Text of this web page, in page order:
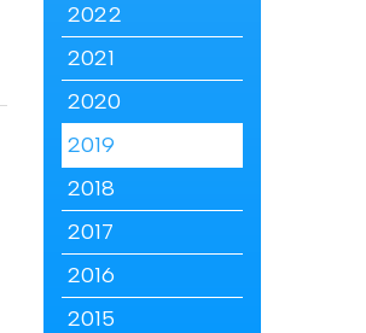
2022
2021
2020
2019
2018
2017
2016
2015